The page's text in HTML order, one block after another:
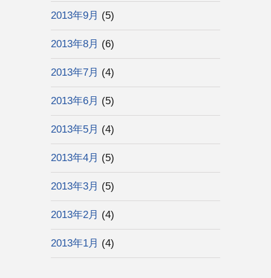
2013年9月 (5)
2013年8月 (6)
2013年7月 (4)
2013年6月 (5)
2013年5月 (4)
2013年4月 (5)
2013年3月 (5)
2013年2月 (4)
2013年1月 (4)